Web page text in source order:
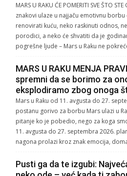
MARS U RAKU ĆE POMERITI SVE ŠTO
znakovi ulaze u najjaču emotivnu
renovirati kuću, neko raskinuti odnos,
porodici, a neko će shvatiti da je
pogrešne ljude – Mars u Raku ne
MARS U RAKU MENJA
spremni da se borimo za
eksplodiramo zbog onoga
Mars u Raku od 11. avgusta do 27.
postanu gorivo za borbu Mars ulazi u
pitanje ko je pobedio, nego za koga
11. avgusta do 27. septembra 2026.
nagona prolazi kroz znak emocija,
Pusti ga da te izgubi: